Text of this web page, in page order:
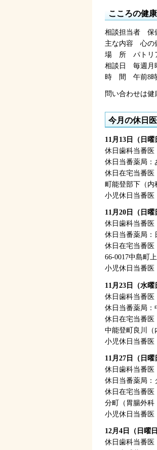
こころの健
相談担当者 保
主な内容
心の
場
所 パ ト
相談日
毎週月
時
間 午前8
問い合わせは健
今月の休日
11月13日（日曜
休日歯科当番医
休日当番薬局：
休日在宅当番医
町能登部下（内
小児休日当番医
11月20日（日曜
休日歯科当番医
休日当番薬局：
休日在宅当番医
66-0017中島町
小児休日当番医
11月23日（水曜
休日歯科当番医
休日当番薬局：
休日在宅当番医
中能登町良川（
小児休日当番医
11月27日（日曜
休日歯科当番医
休日当番薬局：
休日在宅当番医
分町（胃腸外科
小児休日当番医
12月4日（日曜日
休日歯科当番医